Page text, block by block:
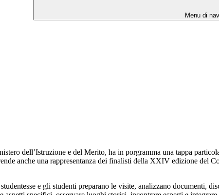
Menu di
dell’Istruzione e del Merito, ha in porgramma una tappa
anche una rappresentanza dei finalisti della XXIV edizione del
e gli studenti preparano le visite, analizzano documenti,